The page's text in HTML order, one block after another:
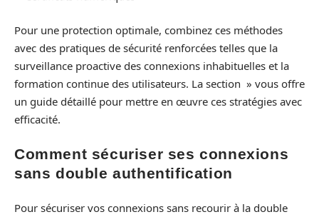
Pour une protection optimale, combinez ces méthodes
avec des pratiques de sécurité renforcées telles que la
surveillance proactive des connexions inhabituelles et la
formation continue des utilisateurs. La section » vous offre
un guide détaillé pour mettre en œuvre ces stratégies avec
efficacité.
Comment sécuriser ses connexions
sans double authentification
Pour sécuriser vos connexions sans recourir à la double